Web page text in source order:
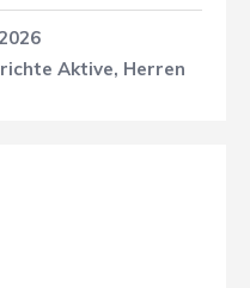
Aktive, Herren